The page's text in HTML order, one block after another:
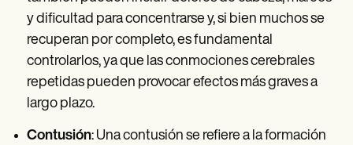
y dificultad para concentrarse y, si bien muchos se
recuperan por completo, es fundamental
controlarlos, ya que las conmociones cerebrales
repetidas pueden provocar efectos más graves a
largo plazo.
Contusión: Una contusión se refiere a la formación